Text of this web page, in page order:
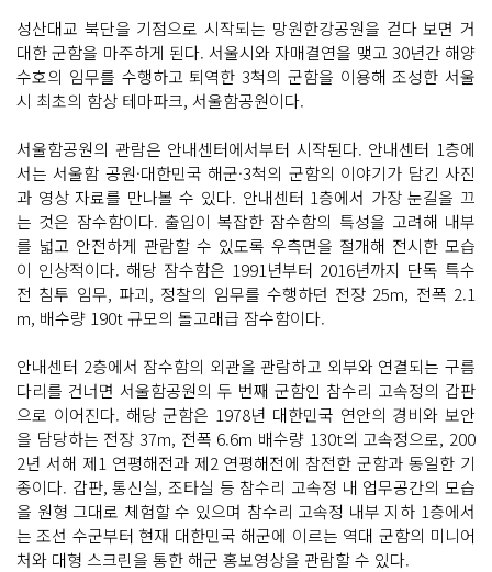
털
L
복
사
유
하
기
게
변
경
하
작
게
변
경
하
성산대교 북단을 기점으로 시작되는 망원한강공원을 걷다 보면 거
대한 군함을 마주하게 된다. 서울시와 자매결연을 맺고 30년간 해양
수호의 임무를 수행하고 퇴역한 3척의 군함을 이용해 조성한 서울
시 최초의 함상 테마파크, 서울함공원이다.
서울함공원의 관람은 안내센터에서부터 시작된다. 안내센터 1층에
서는 서울함 공원·대한민국 해군·3척의 군함의 이야기가 담긴 사진
과 영상 자료를 만나볼 수 있다. 안내센터 1층에서 가장 눈길을 끄
는 것은 잠수함이다. 출입이 복잡한 잠수함의 특성을 고려해 내부
를 넓고 안전하게 관람할 수 있도록 우측면을 절개해 전시한 모습
이 인상적이다. 해당 잠수함은 1991년부터 2016년까지 단독 특수
전 침투 임무, 파괴, 정찰의 임무를 수행하던 전장 25m, 전폭 2.1
m, 배수량 190t 규모의 돌고래급 잠수함이다.
안내센터 2층에서 잠수함의 외관을 관람하고 외부와 연결되는 구름
다리를 건너면 서울함공원의 두 번째 군함인 참수리 고속정의 갑판
으로 이어진다. 해당 군함은 1978년 대한민국 연안의 경비와 보안
을 담당하는 전장 37m, 전폭 6.6m 배수량 130t의 고속정으로, 200
2년 서해 제1 연평해전과 제2 연평해전에 참전한 군함과 동일한 기
종이다. 갑판, 통신실, 조타실 등 참수리 고속정 내 업무공간의 모습
을 원형 그대로 체험할 수 있으며 참수리 고속정 내부 지하 1층에서
는 조선 수군부터 현재 대한민국 해군에 이르는 역대 군함의 미니어
처와 대형 스크린을 통한 해군 홍보영상을 관람할 수 있다.